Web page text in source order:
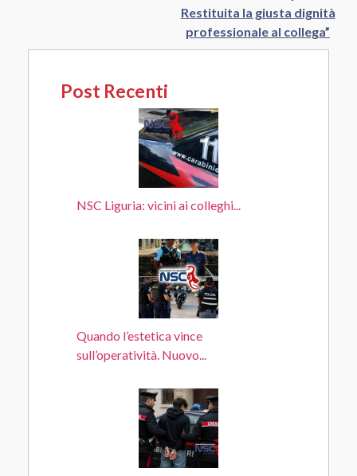
Restituita la giusta dignità
professionale al collega”
Post Recenti
NSC Liguria: vicini ai colleghi...
Quando l’estetica vince
sull’operatività. Nuovo...